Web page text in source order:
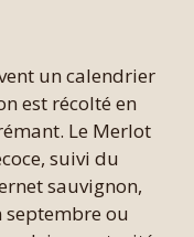
un calendrier
est récolté en
Le Merlot
suivi du
sauvignon,
ou